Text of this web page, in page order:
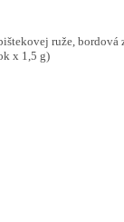
ruže,
x 1,5 g)